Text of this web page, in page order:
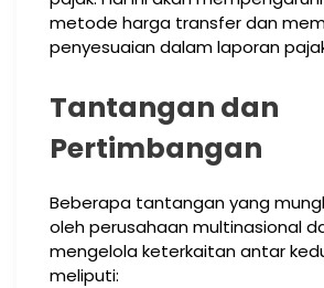
metode harga transfer dan
penyesuaian dalam laporan
Tantangan dan
Pertimbangan
Beberapa tantangan yang
oleh perusahaan multinasional
mengelola keterkaitan antar
meliputi: